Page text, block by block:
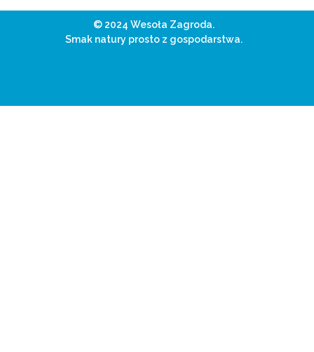
© 2024 Wesoła Zagroda.
Smak natury prosto z gospodarstwa.